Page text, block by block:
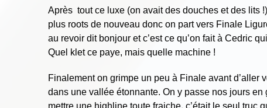
Après tout ce luxe (on avait des douches et des lits
plus roots de nouveau donc on part vers Finale
au revoir dit bonjour et c’est ce qu’on fait à Cedric
Quel klet ce paye, mais quelle machine !
Finalement on grimpe un peu à Finale avant d’aller
dans une vallée étonnante. On y passe nos jours